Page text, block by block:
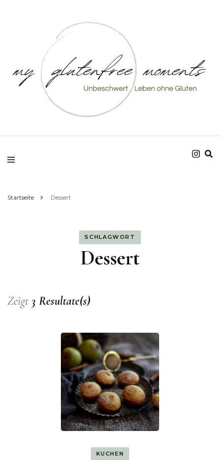
my glutenfree
Startseite Dessert
SCHLAGWORT
Dessert
Zeigt 3 Resultate(s)
KUCHEN